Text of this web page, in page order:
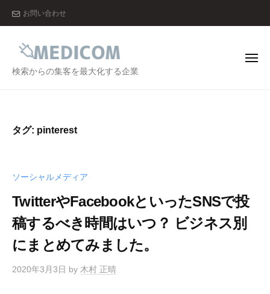
ン
お問い合わせ
メ
ム
式
社
検索からの集客を最大化する企業
メ
タグ: pinterest
ソーシャルメディア
TwitterやFacebookといったSNSで投
稿するべき時間はいつ？ ビジネス別
にまとめてみました。
2020年3月3日 by 木村 正晴
デ
ィ
コ
株